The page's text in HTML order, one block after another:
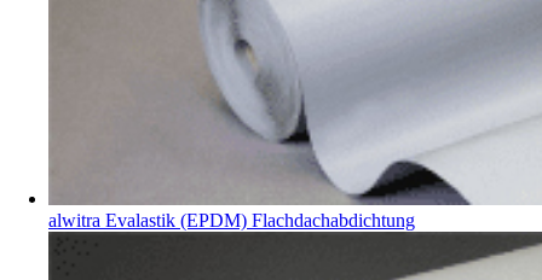
alwitra Evalastik (EPDM) Flachdachabdichtung